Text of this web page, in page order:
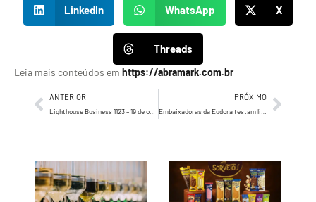
LinkedIn WhatsApp X
Threads
Leia mais conteúdos em https://abramark.com.br
ANTERIOR PRÓXIMO